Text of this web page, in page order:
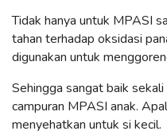
Tidak hanya untuk MPASI
tahan terhadap oksidasi
digunakan untuk
Sehingga sangat baik
campuran MPASI anak.
menyehatkan untuk si kecil.